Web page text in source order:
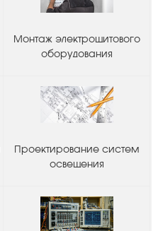
Монтаж электрощитового
оборудования
Проектирование систем
освещения